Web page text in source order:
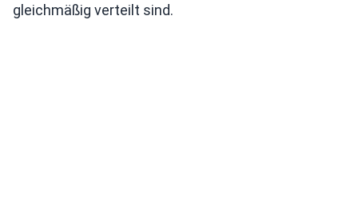
gleichmäßig verteilt sind.